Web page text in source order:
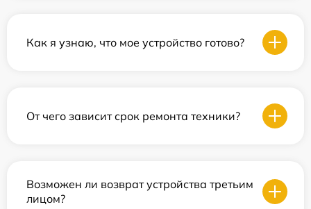
Как я узнаю, что мое устройство готово?
От чего зависит срок ремонта техники?
Возможен ли возврат устройства третьим
лицом?